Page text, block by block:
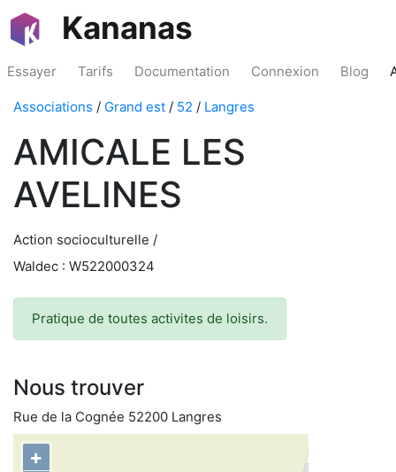
Kananas
Essayer Tarifs Documentation Connexion Blog
Associations / Grand est / 52 / Langres
AMICALE LES
AVELINES
Action socioculturelle /
Waldec : W522000324
Pratique de toutes activites de loisirs.
Nous trouver
Rue de la Cognée 52200 Langres
+